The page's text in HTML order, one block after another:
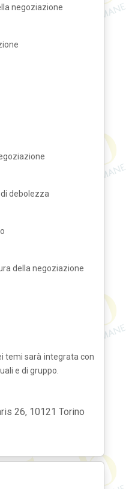
negoziazione
debolezza
della negoziazione
temi sarà integrata con
e di gruppo.
26, 10121 Torino